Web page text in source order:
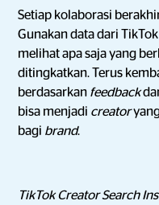
Setiap kolaborasi
Gunakan data dari TikTok
melihat apa saja yang
ditingkatkan. Terus
berdasarkan feedback
bisa menjadi creator
bagi brand.
TikTok Creator Search